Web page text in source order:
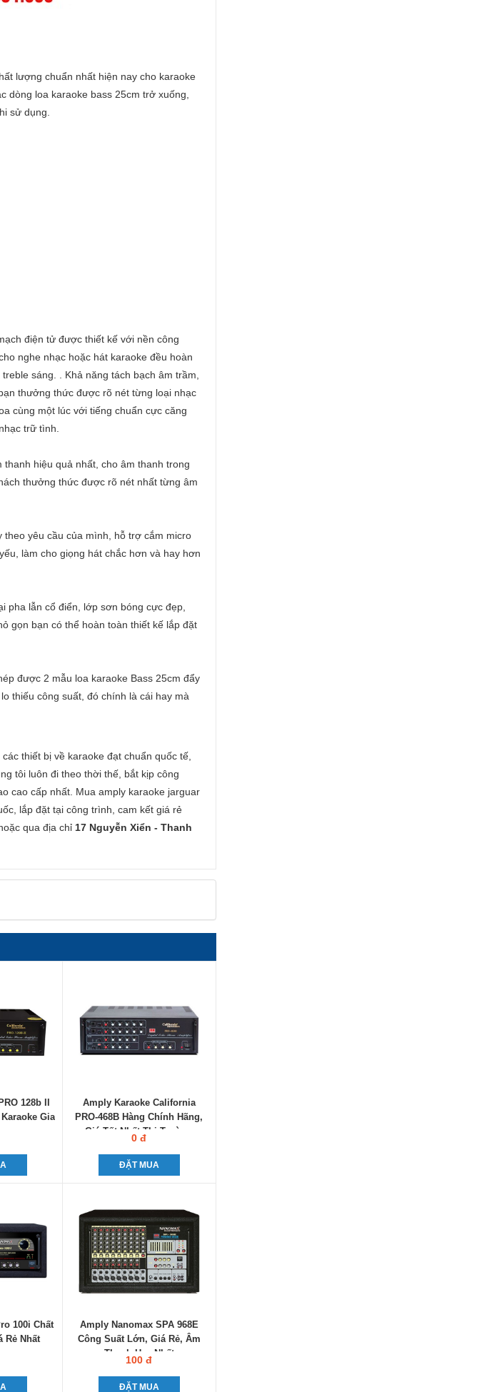
lượng chuẩn nhất hiện nay cho karaoke
dòng loa karaoke bass 25cm trở xuống,
sử dụng.
điện tử được thiết kế với nền công
nghe nhạc hoặc hát karaoke đều hoàn
sáng. . Khả năng tách bạch âm trầm,
thưởng thức được rõ nét từng loại nhạc
cùng một lúc với tiếng chuẩn cực căng
trữ tình.
hiệu quả nhất, cho âm thanh trong
thưởng thức được rõ nét nhất từng âm
yêu cầu của mình, hỗ trợ cắm micro
làm cho giọng hát chắc hơn và hay hơn
pha lẫn cổ điển, lớp sơn bóng cực đẹp,
gọn bạn có thể hoàn toàn thiết kế lắp đặt
được 2 mẫu loa karaoke Bass 25cm đẩy
thiếu công suất, đó chính là cái hay mà
thiết bị về karaoke đạt chuẩn quốc tế,
tôi luôn đi theo thời thế, bắt kịp công
cao cấp nhất. Mua amply karaoke jarguar
lắp đặt tại công trình, cam kết giá rẻ
qua địa chỉ 17 Nguyễn Xiển - Thanh
128b II
Gia
Amply Karaoke California
PRO-468B Hàng Chính Hãng,
Giá Tốt Nhất Thị Trường
0 đ
ĐẶT MUA
100i Chất
Rẻ Nhất
Amply Nanomax SPA 968E
Công Suất Lớn, Giá Rẻ, Âm
Thanh Hay Nhất
100 đ
ĐẶT MUA